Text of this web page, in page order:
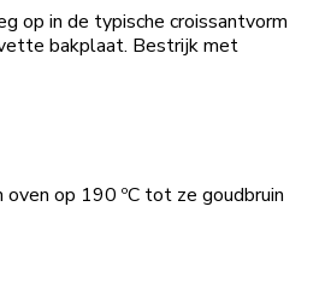
op in de typische croissantvorm
bakplaat. Bestrijk met
oven op 190 ºC tot ze goudbruin